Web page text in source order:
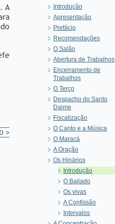
A
>
Introdução
Apresentação
Prefácio
Recomendações
O Salão
Abertura de Trabalhos
Encerramento de
Trabalhos
O Terço
Despacho do Santo
Daime
Fiscalização
O Canto e a Música
O Maracá
A Oração
Os Hinários
Introdução
O Bailado
Os vivas
A Confissão
Intervalos